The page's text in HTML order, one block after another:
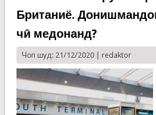
Британиё.
чӣ медонанд?
Чоп шуд: 21/12/2020 | redaktor